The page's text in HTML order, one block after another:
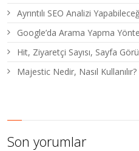
Ayrıntılı SEO Analizi
Google’da Arama Yapma
Hit, Ziyaretçi Sayısı, Sayfa
Majestic Nedir, Nasıl Kullanılır?
Son yorumlar